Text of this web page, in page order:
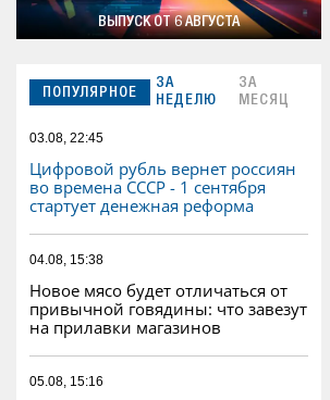
ВЫПУСК ОТ 6 АВГУСТА
ПОПУЛЯРНОЕ
ЗА
НЕДЕЛЮ
ЗА
МЕСЯЦ
03.08, 22:45
Цифровой рубль вернет россиян
во времена СССР - 1 сентября
стартует денежная реформа
04.08, 15:38
Новое мясо будет отличаться от
привычной говядины: что завезут
на прилавки магазинов
05.08, 15:16